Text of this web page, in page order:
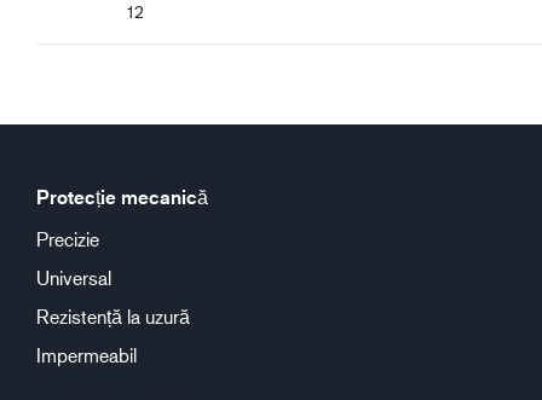
12
Protecție mecanică
Precizie
Universal
Rezistență la uzură
Impermeabil